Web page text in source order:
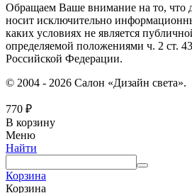
Обращаем Ваше внимание на то, что
носит исключительно
каких условиях не является
определяемой положениями ч. 2 ст.
Российской Федерации.
© 2004 - 2026 Салон «Дизайн света».
770 ₽
В корзину
Меню
Найти
Корзина
Корзина